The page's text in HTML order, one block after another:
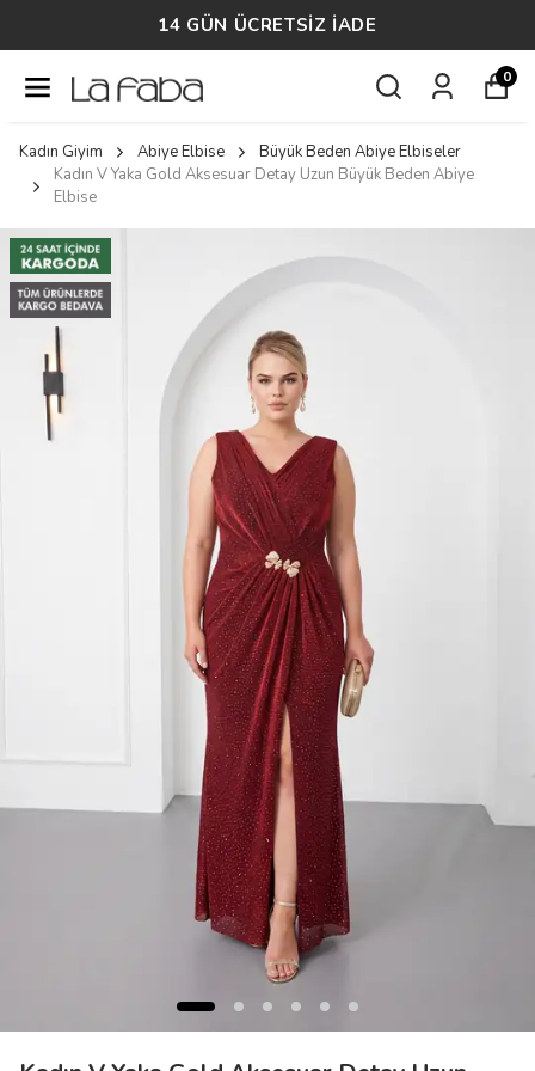
14 GÜN ÜCRETSİZ İADE
0
Kadın Giyim Abiye Elbise
Büyük Beden Abiye Elbiseler
Kadın V Yaka Gold Aksesuar Detay Uzun Büyük Beden Abiye
Elbise